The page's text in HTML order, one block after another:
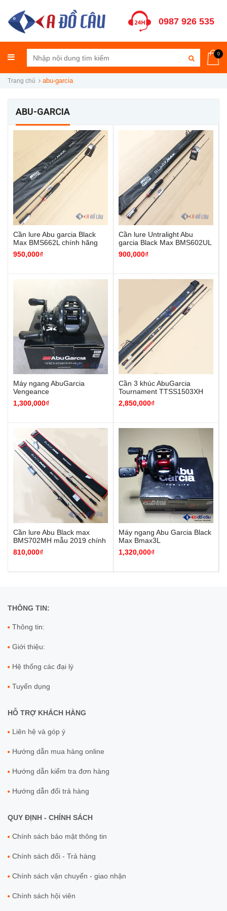
0987 926 535
0
Trang chủ abu-garcia
ABU-GARCIA
Cần lure Abu garcia Black
Max BMS662L chính hãng
950,000₫
Cần lure Untralight Abu
garcia Black Max BMS602UL
chính hãng
900,000₫
Máy ngang AbuGarcia
Vengeance
1,300,000₫
Cần 3 khúc AbuGarcia
Tournament TTSS1503XH
pát máu điều chỉnh được
2,850,000₫
Cần lure Abu Black max
BMS702MH mẫu 2019 chính
hãng
810,000₫
Máy ngang Abu Garcia Black
Max Bmax3L
1,320,000₫
THÔNG TIN:
Thông tin:
Giới thiệu:
Hệ thống các đại lý
Tuyển dụng
HỖ TRỢ KHÁCH HÀNG
Liên hệ và góp ý
Hướng dẫn mua hàng online
Hướng dẫn kiểm tra đơn hàng
Hướng dẫn đổi trả hàng
QUY ĐỊNH - CHÍNH SÁCH
Chính sách bảo mật thông tin
Chính sách đổi - Trả hàng
Chính sách vận chuyển - giao nhận
Chính sách hội viên